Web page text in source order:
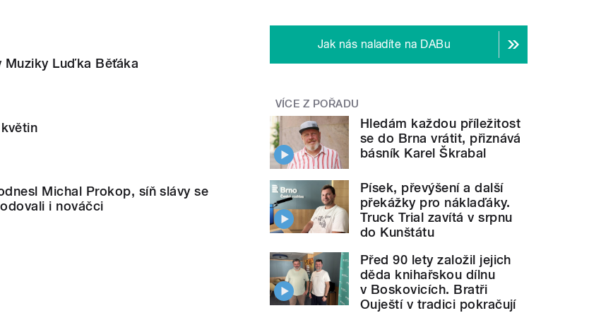
Muziky Luďka Běťáka
Michal Prokop, síň slávy se
i nováčci
Jak nás naladíte na DABu
VÍCE Z POŘADU
Hledám každou příležitost
se do Brna vrátit, přiznává
básník Karel Škrabal
Písek, převýšení a další
překážky pro náklaďáky.
Truck Trial zavítá v srpnu
do Kunštátu
Před 90 lety založil jejich
děda knihařskou dílnu
v Boskovicích. Bratři
Ouještí v tradici pokračují